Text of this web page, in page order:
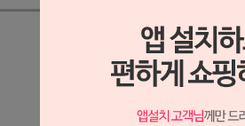
상세정보 새창 열기
상세 정보를 확대해